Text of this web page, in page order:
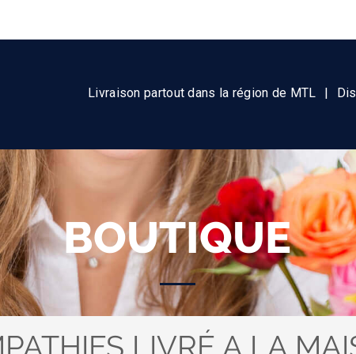
Livraison partout dans la région de MTL |
BOUTIQUE
LIVRÉ A LA